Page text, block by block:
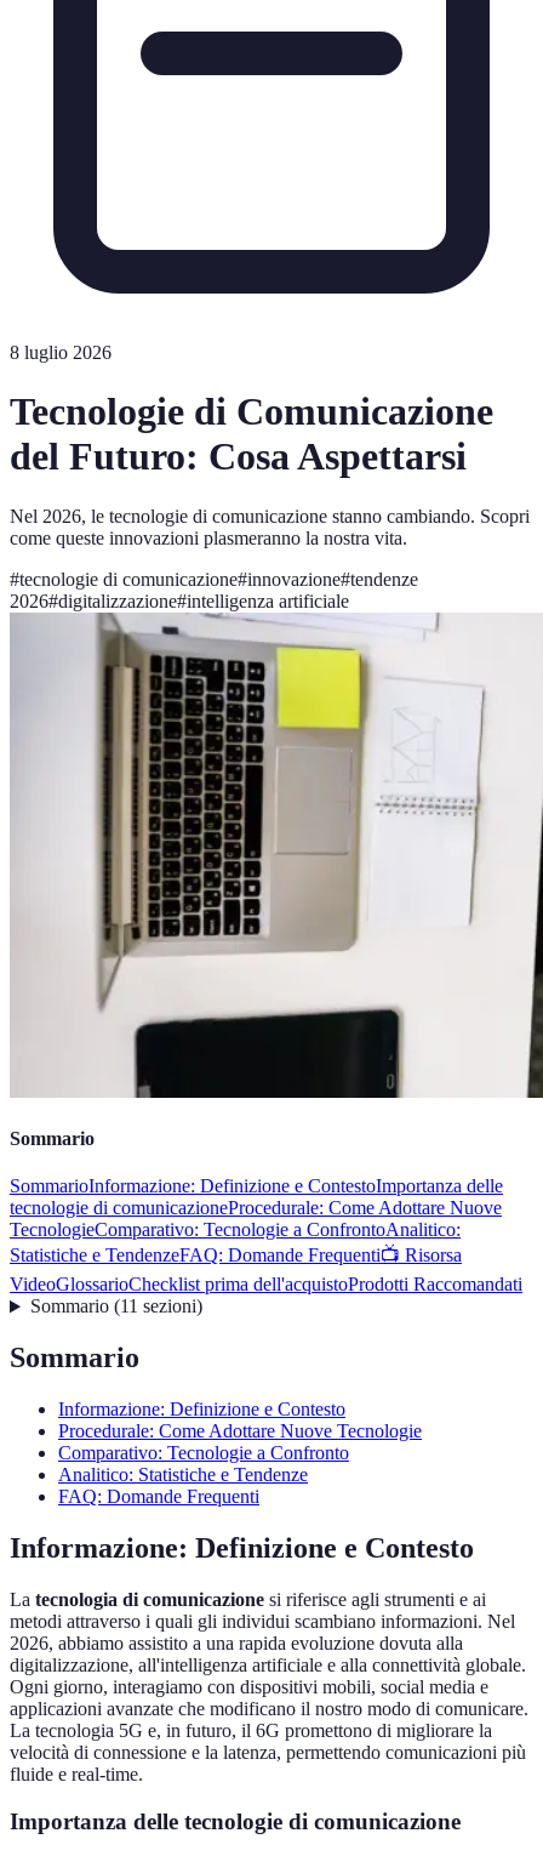
8 luglio 2026
Tecnologie di Comunicazione
del Futuro: Cosa Aspettarsi
Nel 2026, le tecnologie di comunicazione stanno cambiando. Scopri
come queste innovazioni plasmeranno la nostra vita.
#tecnologie di comunicazione#innovazione#tendenze
2026#digitalizzazione#intelligenza artificiale
Sommario
SommarioInformazione: Definizione e ContestoImportanza delle
tecnologie di comunicazioneProcedurale: Come Adottare Nuove
TecnologieComparativo: Tecnologie a ConfrontoAnalitico:
Statistiche e TendenzeFAQ: Domande Frequenti📺 Risorsa
VideoGlossarioChecklist prima dell'acquistoProdotti Raccomandati
Sommario(11 sezioni)
Sommario
Informazione: Definizione e Contesto
Procedurale: Come Adottare Nuove Tecnologie
Comparativo: Tecnologie a Confronto
Analitico: Statistiche e Tendenze
FAQ: Domande Frequenti
Informazione: Definizione e Contesto
La tecnologia di comunicazione si riferisce agli strumenti e ai
metodi attraverso i quali gli individui scambiano informazioni. Nel
2026, abbiamo assistito a una rapida evoluzione dovuta alla
digitalizzazione, all'intelligenza artificiale e alla connettività globale.
Ogni giorno, interagiamo con dispositivi mobili, social media e
applicazioni avanzate che modificano il nostro modo di comunicare.
La tecnologia 5G e, in futuro, il 6G promettono di migliorare la
velocità di connessione e la latenza, permettendo comunicazioni più
fluide e real-time.
Importanza delle tecnologie di comunicazione